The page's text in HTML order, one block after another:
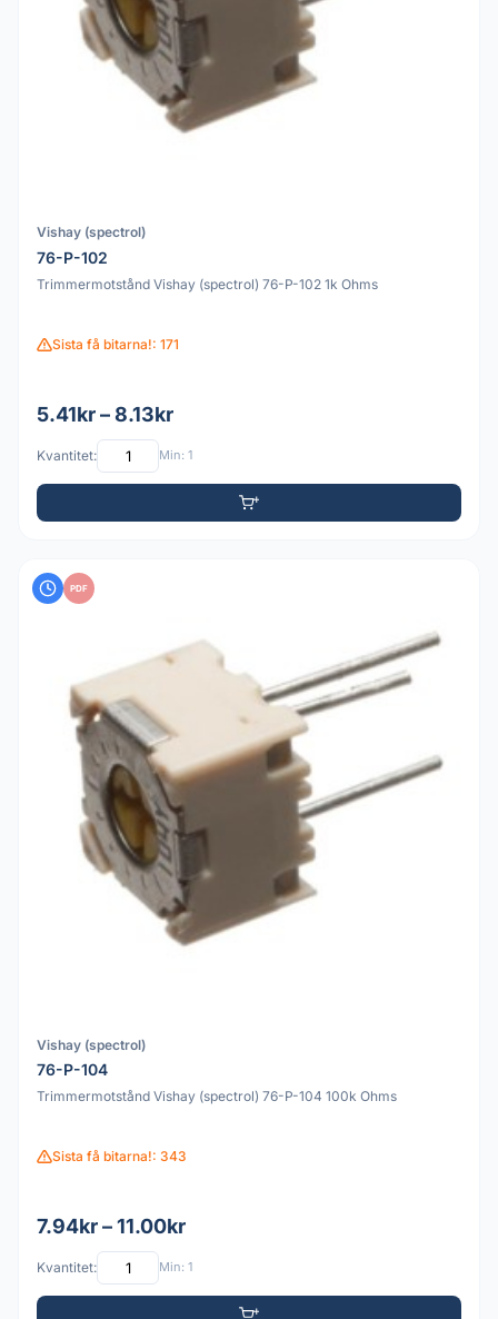
Vishay (spectrol)
76-P-102
Trimmermotstånd Vishay (spectrol) 76-P-102 1k Ohms
Sista få bitarna!: 171
5.41kr – 8.13kr
Kvantitet: Min: 1
PDF
Vishay (spectrol)
76-P-104
Trimmermotstånd Vishay (spectrol) 76-P-104 100k Ohms
Sista få bitarna!: 343
7.94kr – 11.00kr
Kvantitet: Min: 1